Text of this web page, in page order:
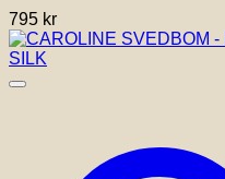
795 kr